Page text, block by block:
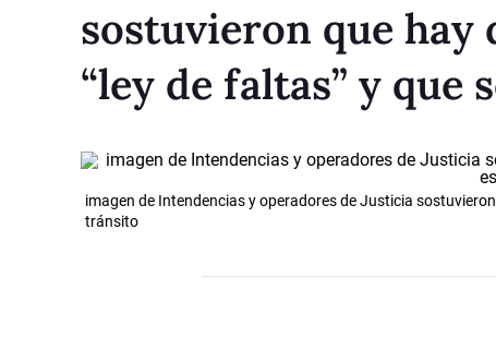
sostuvieron que
“ley de faltas” y que
imagen de Intendencias y operadores de Justicia
tránsito